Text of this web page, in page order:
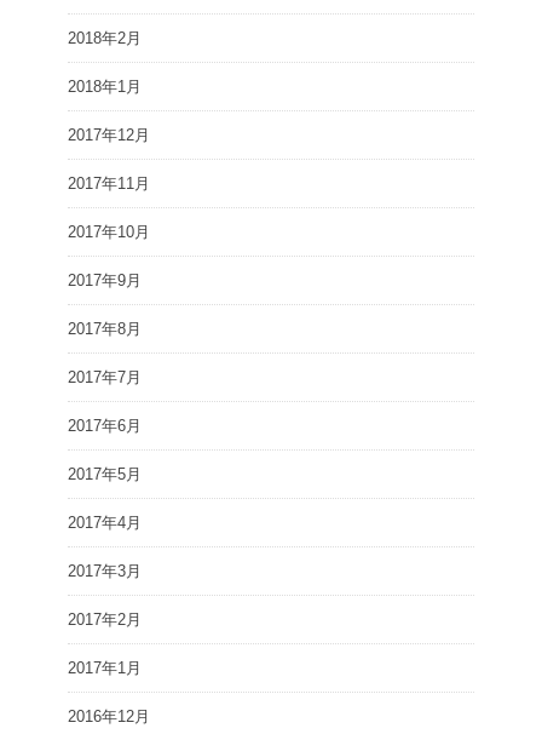
2018年2月
2018年1月
2017年12月
2017年11月
2017年10月
2017年9月
2017年8月
2017年7月
2017年6月
2017年5月
2017年4月
2017年3月
2017年2月
2017年1月
2016年12月